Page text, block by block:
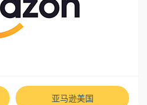
亚马逊美国